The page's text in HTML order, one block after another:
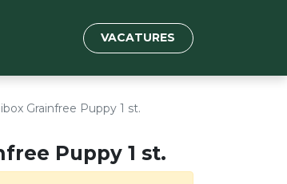
VACATURES
Grainfree Puppy 1 st.
Puppy 1 st.